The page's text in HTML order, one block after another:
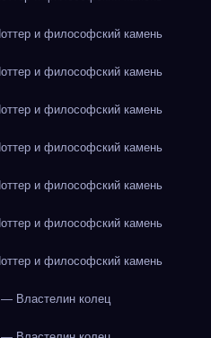
и философский камень
и философский камень
и философский камень
и философский камень
и философский камень
и философский камень
и философский камень
Властелин колец